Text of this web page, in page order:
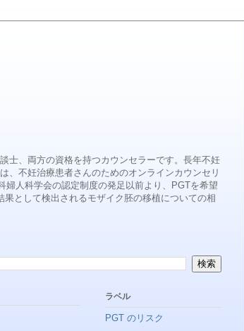
士、両方の資格を持つカウンセラーです。長年不妊
、不妊治療患者さんのためのオンラインカウンセリ
婦人科学会の認定制度の発足以前より、PGTを希望
として検出されるモザイク胚の移植についての相
ラベル
PGT のリスク